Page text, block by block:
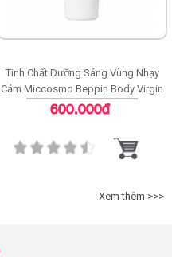
Tinh Chất Dưỡng Sáng Vùng Nhạy
Cảm Miccosmo Beppin Body Virgin
White Serum
600.000đ
Xem thêm >>>